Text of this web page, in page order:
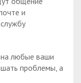
и
любые ваши
проблемы, а